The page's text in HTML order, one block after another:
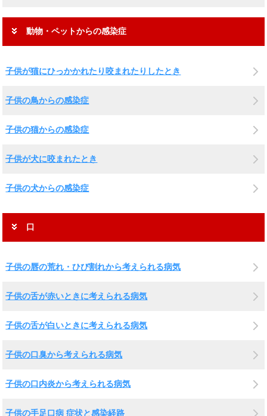
動物・ペットからの感染症
子供が猫にひっかかれたり咬まれたりしたとき
子供の鳥からの感染症
子供の猫からの感染症
子供が犬に咬まれたとき
子供の犬からの感染症
口
子供の唇の荒れ・ひび割れから考えられる病気
子供の舌が赤いときに考えられる病気
子供の舌が白いときに考えられる病気
子供の口臭から考えられる病気
子供の口内炎から考えられる病気
子供の手足口病 症状と感染経路